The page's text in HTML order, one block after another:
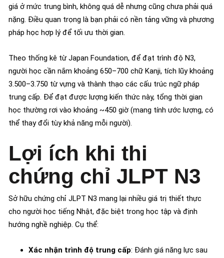
giá ở mức trung bình, không quá dễ nhưng cũng chưa phải quá
nặng. Điều quan trọng là bạn phải có nền tảng vững và phương
pháp học hợp lý để tối ưu thời gian.
Theo thống kê từ Japan Foundation, để đạt trình độ N3,
người học cần nắm khoảng 650–700 chữ Kanji, tích lũy khoảng
3.500–3.750 từ vựng và thành thạo các cấu trúc ngữ pháp
trung cấp. Để đạt được lượng kiến thức này, tổng thời gian
học thường rơi vào khoảng ~450 giờ (mang tính ước lượng, có
thể thay đổi tùy khả năng mỗi người).
Lợi ích khi thi
chứng chỉ JLPT N3
Sở hữu chứng chỉ JLPT N3 mang lại nhiều giá trị thiết thực
cho người học tiếng Nhật, đặc biệt trong học tập và định
hướng nghề nghiệp. Cụ thể:
Xác nhận trình độ trung cấp: Đánh giá năng lực sau